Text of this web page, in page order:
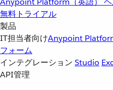
無料トライアル
製品
IT担当者向けAnypoint
フォーム
インテグレーション Studio
API管理